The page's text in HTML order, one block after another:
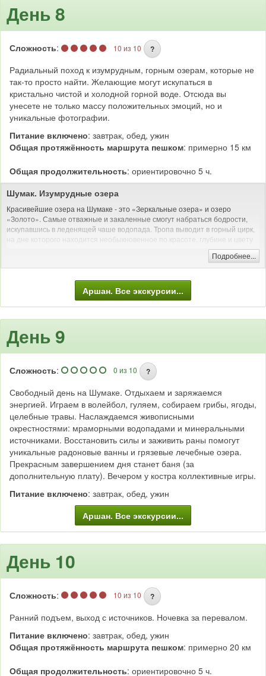
День 8
Сложность: 10 из 10 ?
Радиальный поход к изумрудным, горным озерам, которые не
так-то просто найти. Желающие могут искупаться в
кристально чистой и холодной горной воде. Отсюда вы
унесете не только массу положительных эмоций, но и
уникальные фотографии.
Питание включено: завтрак, обед, ужин
Общая протяжённость маршрута пешком: примерно 15 км
Общая продолжительность: ориентировочно 5 ч.
Шумак. Изумрудные озера
Красивейшие озера на Шумаке - это «Зеркальные озера» и озеро
«Золото». Самые отважные и закаленные смогут набраться бодрости,
искупавшись в леденящей чаше водопада. Тропа выводит в горный цирк,
на дне которого находится необыкновенное по красоте, глубине и цвету
Трекинг: пеший поход с рюкзаком
Подробнее...
Аршан. Все экскурсии...
День 9
Сложность: 0 из 10 ?
Свободный день на Шумаке. Отдыхаем и заряжаемся
энергией. Играем в волейбол, гуляем, собираем грибы, ягоды,
целебные травы. Наслаждаемся живописными
окрестностями: мраморными водопадами и минеральными
источниками. Восстановить силы и заживить раны помогут
уникальные радоновые ванны и грязевые лечебные озера.
Прекрасным завершением дня станет баня (за
дополнительную плату). Вечером у костра коллективные игры.
Питание включено: завтрак, обед, ужин
Аршан. Все экскурсии...
День 10
Сложность: 10 из 10 ?
Ранний подъем, выход с источников. Ночевка за перевалом.
Питание включено: завтрак, обед, ужин
Общая протяжённость маршрута пешком: примерно 20 км
Общая продолжительность: ориентировочно 5 ч.